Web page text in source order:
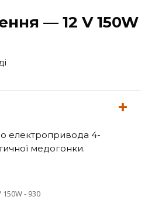
— 12 V 150W
електропривода 4-
медогонки.
- 930